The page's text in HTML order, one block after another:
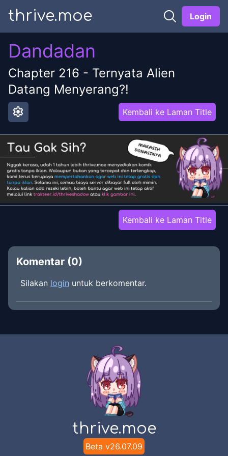
thrive.moe Login
Dandadan
Chapter 216 - Ternyata Alien
Datang Menyerang?!
settings Kembali ke Laman Title
Kembali ke Laman Title
Komentar (0)
Silakan login untuk berkomentar.
thrive.moe
Beta v26.07.09